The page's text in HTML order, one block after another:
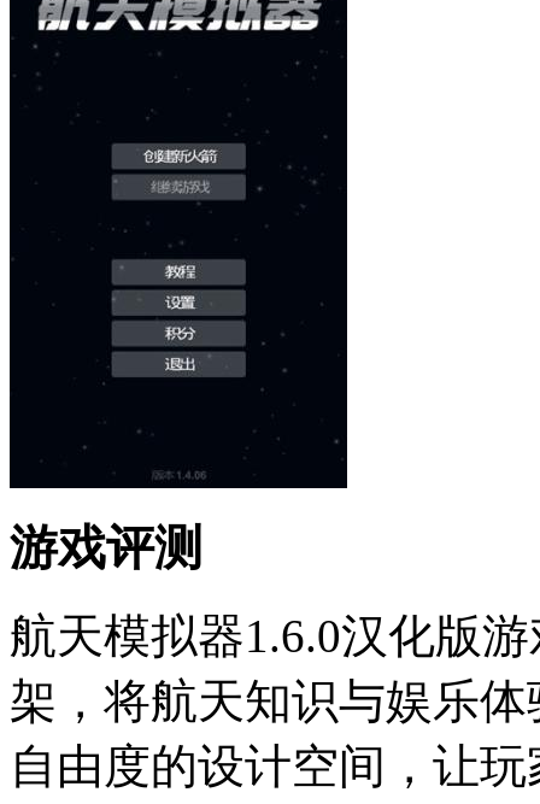
游戏评测
航天模拟器1.6.0汉化版
架，将航天知识与娱乐
自由度的设计空间，让